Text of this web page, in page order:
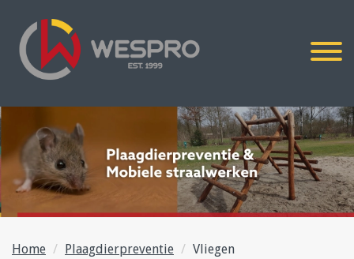
Home Plaagdierpreventie Vliegen